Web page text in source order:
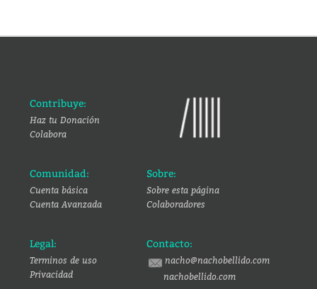
Contribuye:
Haz tu Donación
Colabora
Comunidad:
Cuenta básica
Cuenta Avanzada
Sobre:
Sobre esta página
Colaboradores
Legal:
Terminos de uso
Privacidad
Contacto:
nacho@nachobellido.com
nachobellido.com